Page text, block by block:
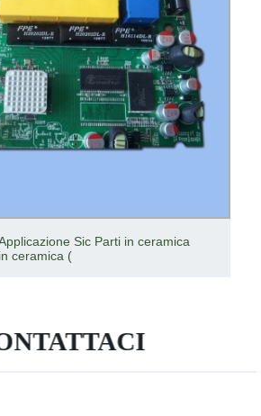
Sic Parti in ceramica
ceramica (